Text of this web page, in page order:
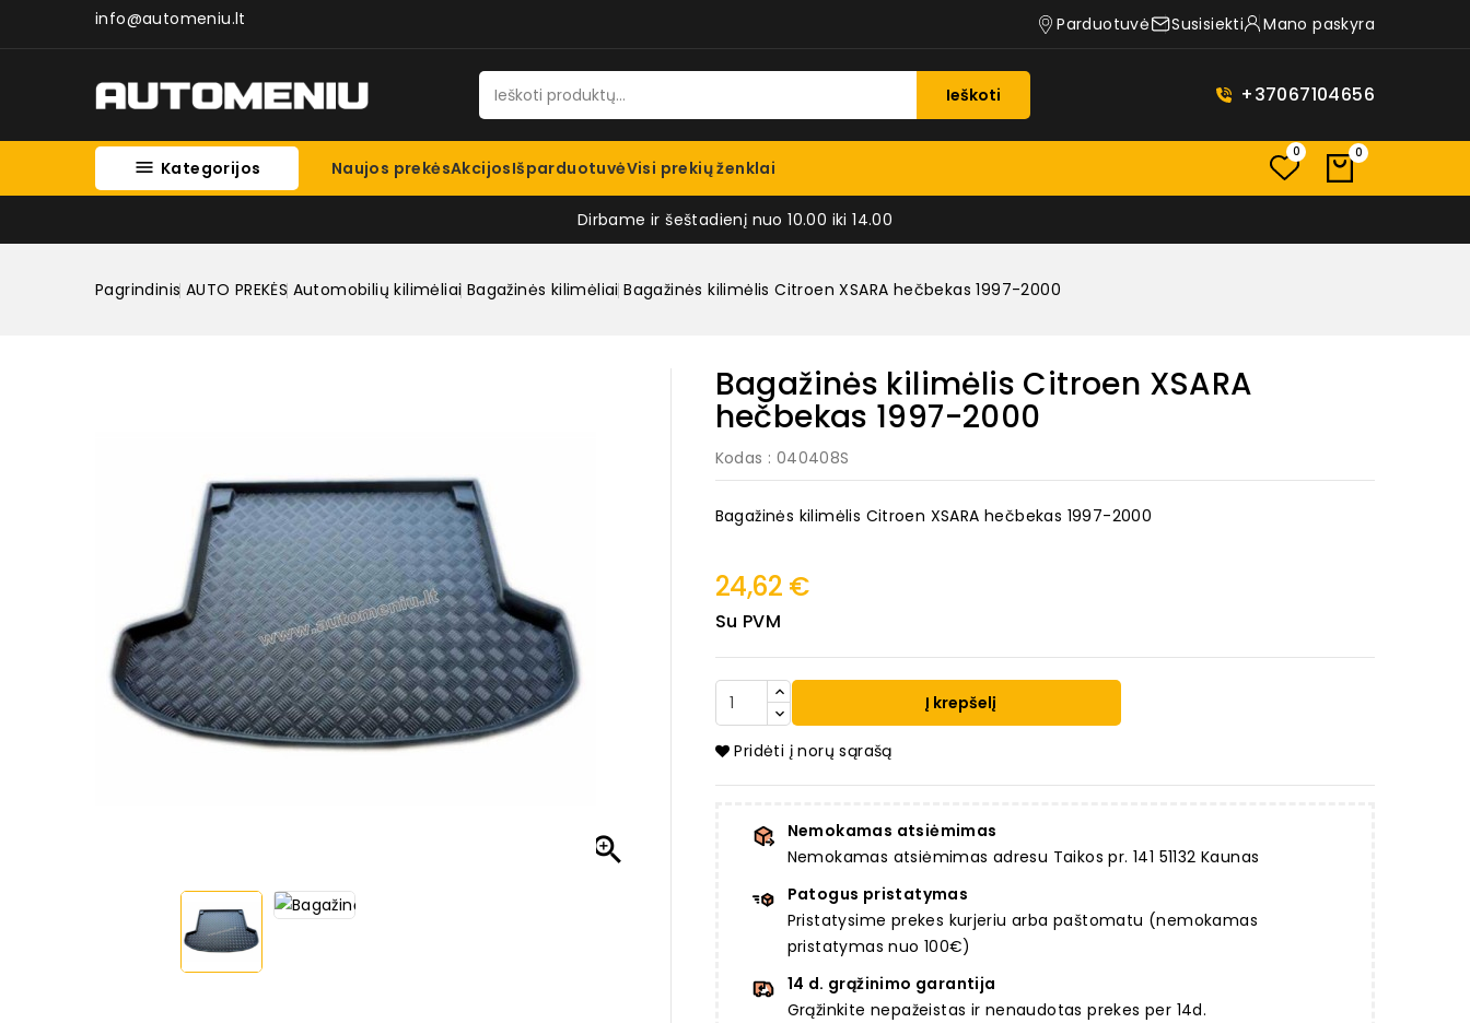
info@automeniu.lt Parduotuvė Susisiekti Mano paskyra
Ieškoti +37067104656
 Kategorijos Naujos prekėsAkcijosIšparduotuvėVisi prekių ženklai
0 0
Dirbame ir šeštadienį nuo 10.00 iki 14.00
Pagrindinis AUTO PREKĖS Automobilių kilimėliai Bagažinės kilimėliai Bagažinės kilimėlis Citroen XSARA hečbekas 1997-2000

Bagažinės kilimėlis Citroen XSARA
hečbekas 1997-2000
Kodas : 040408S
Bagažinės kilimėlis Citroen XSARA hečbekas 1997-2000
24,62 €
Su PVM
Į krepšelį
Pridėti į norų sąrašą
Nemokamas atsiėmimas
Nemokamas atsiėmimas adresu Taikos pr. 141 51132 Kaunas
Patogus pristatymas
Pristatysime prekes kurjeriu arba paštomatu (nemokamas
pristatymas nuo 100€)
14 d. grąžinimo garantija
Grąžinkite nepažeistas ir nenaudotas prekes per 14d.